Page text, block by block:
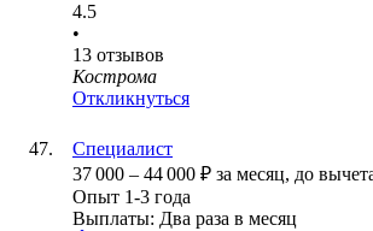
4.5
•
13 отзывов
Кострома
Откликнуться
Специалист
37 000 – 44 000 ₽ за месяц, до
Опыт 1-3 года
Выплаты: Два раза в месяц